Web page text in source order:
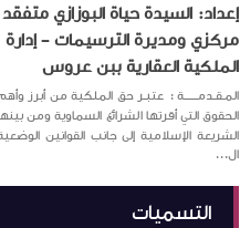
إعداد: السيدة حياة البوزازي متفقد
مركزي ومديرة الترسيمات – إدارة
الملكية العقارية ببن عروس
المـقـدمــــــة : عتبـر حق الملكية من أبرز
الحقوق التي أقرتها الشرائع السماوية ومن
الشريعة الإسلامية إلى جانب القوانين
ال...
التسميات